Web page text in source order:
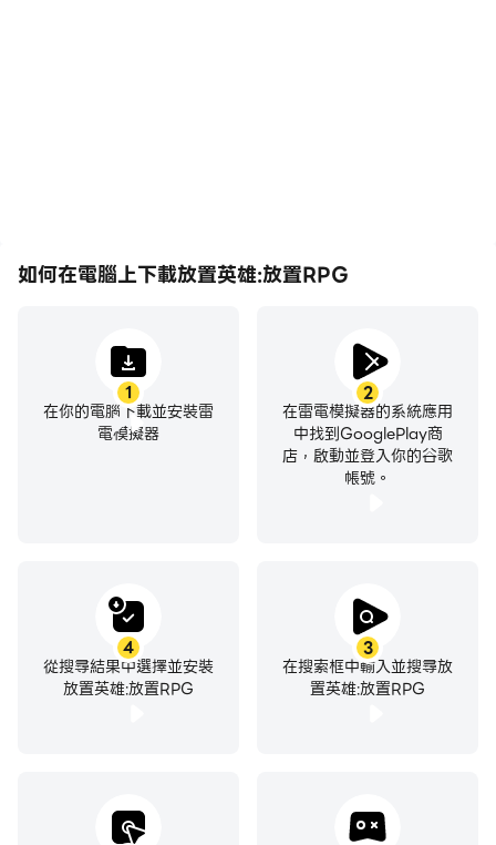
Discord：
如何在電腦上下載放置英雄:放置RPG
1
在你的電腦下載並安裝雷
電模擬器
2
在雷電模擬器的系統應用
中找到GooglePlay商
店，啟動並登入你的谷歌
帳號。
3
在搜索框中輸入並搜尋放
置英雄:放置RPG
4
從搜尋結果中選擇並安裝
放置英雄:放置RPG